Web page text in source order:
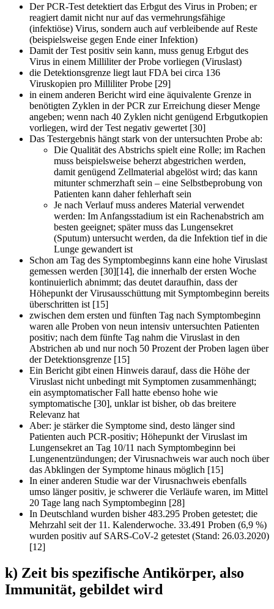
Der PCR-Test detektiert das Erbgut des Virus in Proben; er
reagiert damit nicht nur auf das vermehrungsfähige
(infektiöse) Virus, sondern auch auf verbleibende auf Reste
(beispielsweise gegen Ende einer Infektion)
Damit der Test positiv sein kann, muss genug Erbgut des
Virus in einem Milliliter der Probe vorliegen (Viruslast)
die Detektionsgrenze liegt laut FDA bei circa 136
Viruskopien pro Milliliter Probe [29]
in einem anderen Bericht wird eine äquivalente Grenze in
benötigten Zyklen in der PCR zur Erreichung dieser Menge
angeben; wenn nach 40 Zyklen nicht genügend Erbgutkopien
vorliegen, wird der Test negativ gewertet [30]
Das Testergebnis hängt stark von der untersuchten Probe ab:
Die Qualität des Abstrichs spielt eine Rolle; im Rachen
muss beispielsweise beherzt abgestrichen werden,
damit genügend Zellmaterial abgelöst wird; das kann
mitunter schmerzhaft sein – eine Selbstbeprobung von
Patienten kann daher fehlerhaft sein
Je nach Verlauf muss anderes Material verwendet
werden: Im Anfangsstadium ist ein Rachenabstrich am
besten geeignet; später muss das Lungensekret
(Sputum) untersucht werden, da die Infektion tief in die
Lunge gewandert ist
Schon am Tag des Symptombeginns kann eine hohe Viruslast
gemessen werden [30][14], die innerhalb der ersten Woche
kontinuierlich abnimmt; das deutet daraufhin, dass der
Höhepunkt der Virusausschüttung mit Symptombeginn bereits
überschritten ist [15]
zwischen dem ersten und fünften Tag nach Symptombeginn
waren alle Proben von neun intensiv untersuchten Patienten
positiv; nach dem fünfte Tag nahm die Viruslast in den
Abstrichen ab und nur noch 50 Prozent der Proben lagen über
der Detektionsgrenze [15]
Ein Bericht gibt einen Hinweis darauf, dass die Höhe der
Viruslast nicht unbedingt mit Symptomen zusammenhängt;
ein asymptomatischer Fall hatte ebenso hohe wie
symptomatische [30], unklar ist bisher, ob das breitere
Relevanz hat
Aber: je stärker die Symptome sind, desto länger sind
Patienten auch PCR-positiv; Höhepunkt der Viruslast im
Lungensekret an Tag 10/11 nach Symptombeginn bei
Lungenentzündungen; der Virusnachweis war auch noch über
das Abklingen der Symptome hinaus möglich [15]
In einer anderen Studie war der Virusnachweis ebenfalls
umso länger positiv, je schwerer die Verläufe waren, im Mittel
20 Tage lang nach Symptombeginn [28]
In Deutschland wurden bisher 483.295 Proben getestet; die
Mehrzahl seit der 11. Kalenderwoche. 33.491 Proben (6,9 %)
wurden positiv auf SARS-CoV-2 getestet (Stand: 26.03.2020)
[12]
k) Zeit bis spezifische Antikörper, also
Immunität, gebildet wird